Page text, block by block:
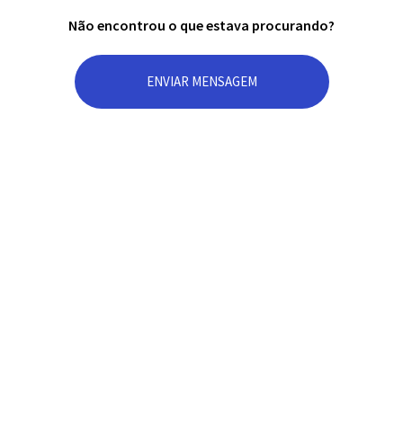
Não encontrou o que estava procurando?
ENVIAR MENSAGEM